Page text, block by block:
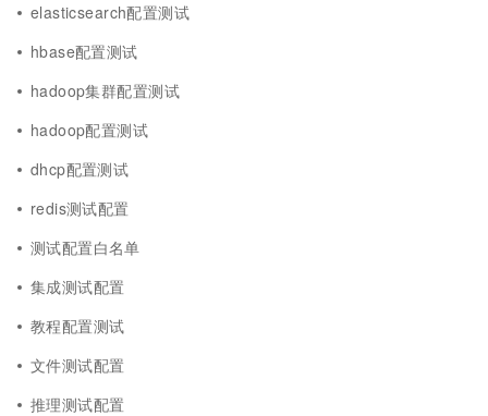
elasticsearch配置测试
hbase配置测试
hadoop集群配置测试
hadoop配置测试
dhcp配置测试
redis测试配置
测试配置白名单
集成测试配置
教程配置测试
文件测试配置
推理测试配置